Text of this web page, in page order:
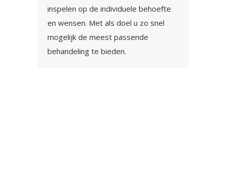
inspelen op de individuele behoefte
en wensen. Met als doel u zo snel
mogelijk de meest passende
behandeling te bieden.